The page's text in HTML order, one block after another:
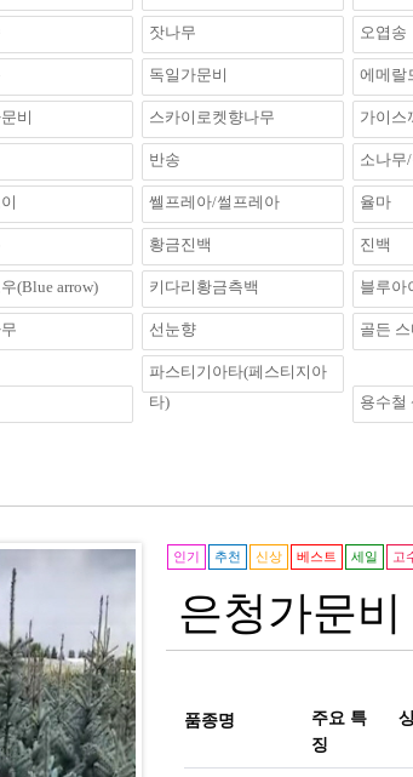
잣나무 오엽송
독일가문비 에메랄
비 스카이로켓향나무 가이스
반송 소나무
쎌프레아/썰프레아 율마
황금진백 진백
(Blue arrow) 키다리황금측백 블루아
선눈향 골든
파스티기아타(페스티지아
타)
용수철
인기 추천 신상 베스트 세일 고
은청가문비
품종명
주요 특
징